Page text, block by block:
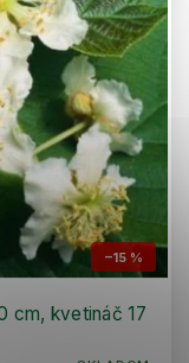
–15 %
cm, kvetináč 17